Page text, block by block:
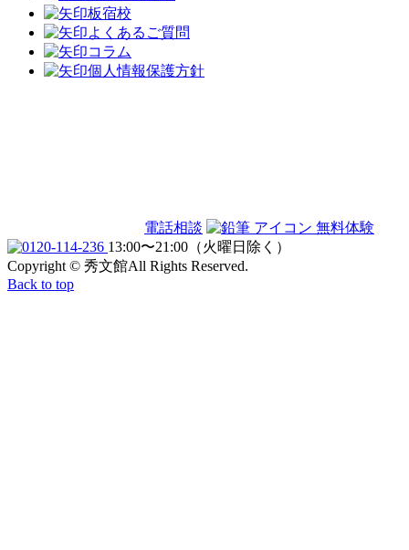
板宿校
よくあるご質問
コラム
個人情報保護方針
電話相談
無料体験
13:00〜21:00（火曜日除く）
Copyright © 秀文館All Rights Reserved.
Back to top